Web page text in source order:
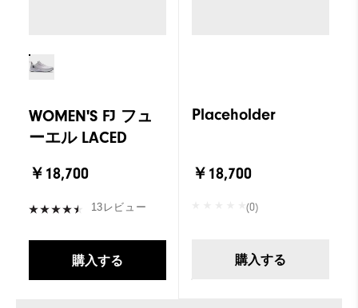
WOMEN'S FJ フュ
ーエル LACED
￥18,700
13レビュー
購入する
Placeholder
￥18,700
(0)
購入する